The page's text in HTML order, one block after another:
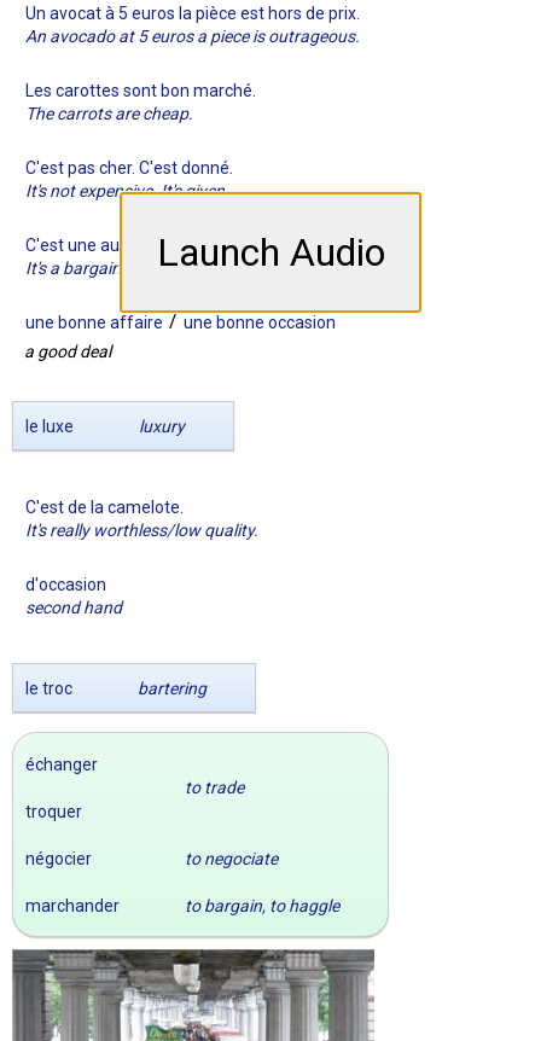
Un avocat à 5 euros la pièce est hors de prix.
An avocado at 5 euros a piece is outrageous.
Les carottes sont bon marché.
The carrots are cheap.
C'est pas cher. C'est donné.
It's not expensive. It's given
C'est une aubaine.
It's a bargain
une bonne affaire / une bonne occasion
a good deal
le luxe luxury
C'est de la camelote.
It's really worthless/low quality.
d'occasion
second hand
le troc bartering
échanger
to trade
troquer
négocier to negociate
marchander to bargain, to haggle
Launch Audio